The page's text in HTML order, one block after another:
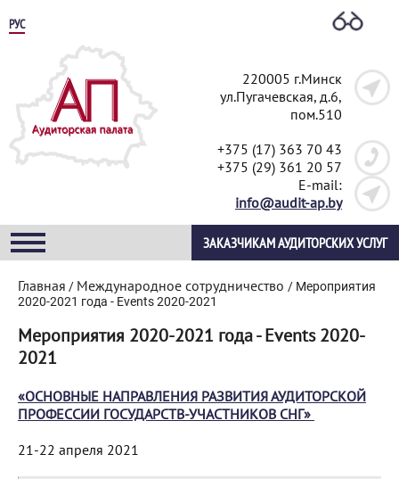
РУС
220005 г.Минск
ул.Пугачевская, д.6,
пом.510
+375 (17) 363 70 43
+375 (29) 361 20 57
E-mail:
info@audit-ap.by
ЗАКАЗЧИКАМ АУДИТОРСКИХ УСЛУГ
Главная / Международное сотрудничество / Мероприятия
2020-2021 года - Events 2020-2021
Мероприятия 2020-2021 года - Events 2020-
2021
«ОСНОВНЫЕ НАПРАВЛЕНИЯ РАЗВИТИЯ АУДИТОРСКОЙ
ПРОФЕССИИ ГОСУДАРСТВ-УЧАСТНИКОВ СНГ»
21-22 апреля 2021